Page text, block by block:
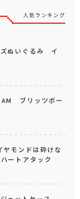
人気ランキング
ぬいぐるみ イ
ブリッツボー
ヤモンドは砕けな
ートアタック